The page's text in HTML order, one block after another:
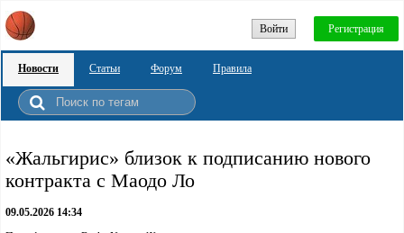
Войти Регистрация
Новости Статьи Форум Правила
«Жальгирис» близок к подписанию нового
контракта с Маодо Ло
09.05.2026 14:34